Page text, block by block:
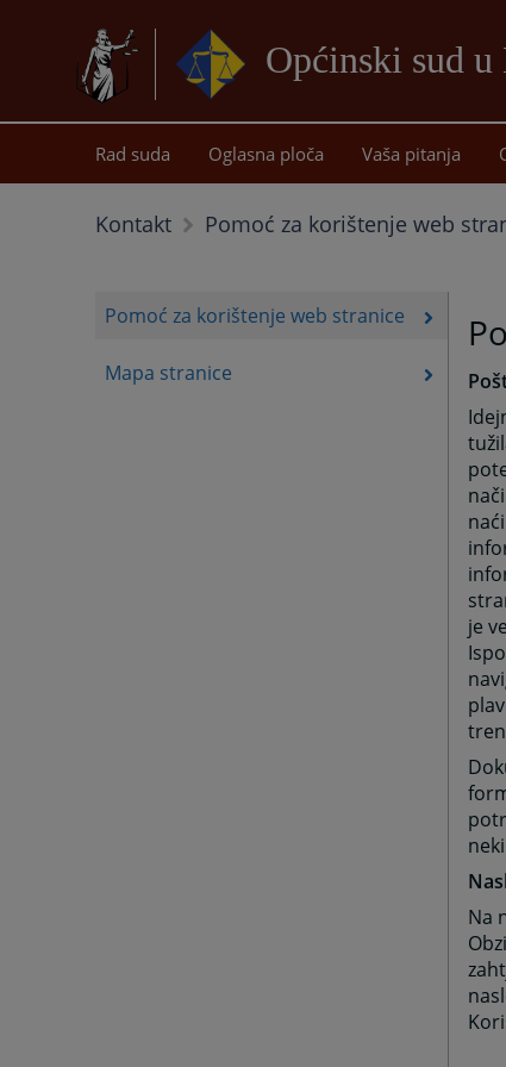
Općinski sud u
Rad suda Oglasna ploča Vaša pitanja
Kontakt Pomoć za korištenje web
Pomoć za korištenje web stranice
Mapa stranice
je
Na